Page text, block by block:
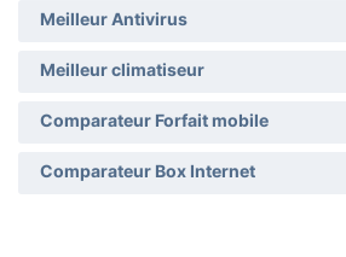
Meilleur Antivirus
Meilleur climatiseur
Comparateur Forfait mobile
Comparateur Box Internet